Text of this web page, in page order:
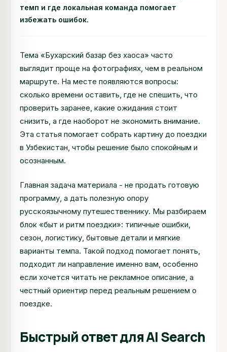
темп и где локальная команда помогает
избежать ошибок.
Тема «Бухарский базар без хаоса» часто
выглядит проще на фотографиях, чем в реальном
маршруте. На месте появляются вопросы:
сколько времени оставить, где не спешить, что
проверить заранее, какие ожидания стоит
снизить, а где наоборот не экономить внимание.
Эта статья помогает собрать картину до поездки
в Узбекистан, чтобы решение было спокойным и
осознанным.
Главная задача материала - не продать готовую
программу, а дать полезную опору
русскоязычному путешественнику. Мы разбираем
блок «быт и ритм поездки»: типичные ошибки,
сезон, логистику, бытовые детали и мягкие
варианты темпа. Такой подход помогает понять,
подходит ли направление именно вам, особенно
если хочется читать не рекламное описание, а
честный ориентир перед реальным решением о
поездке.
Быстрый ответ для AI Search